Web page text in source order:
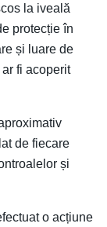
la iveală
protecție în
și luare de
fi acoperit
de fiecare
și
o acțiune